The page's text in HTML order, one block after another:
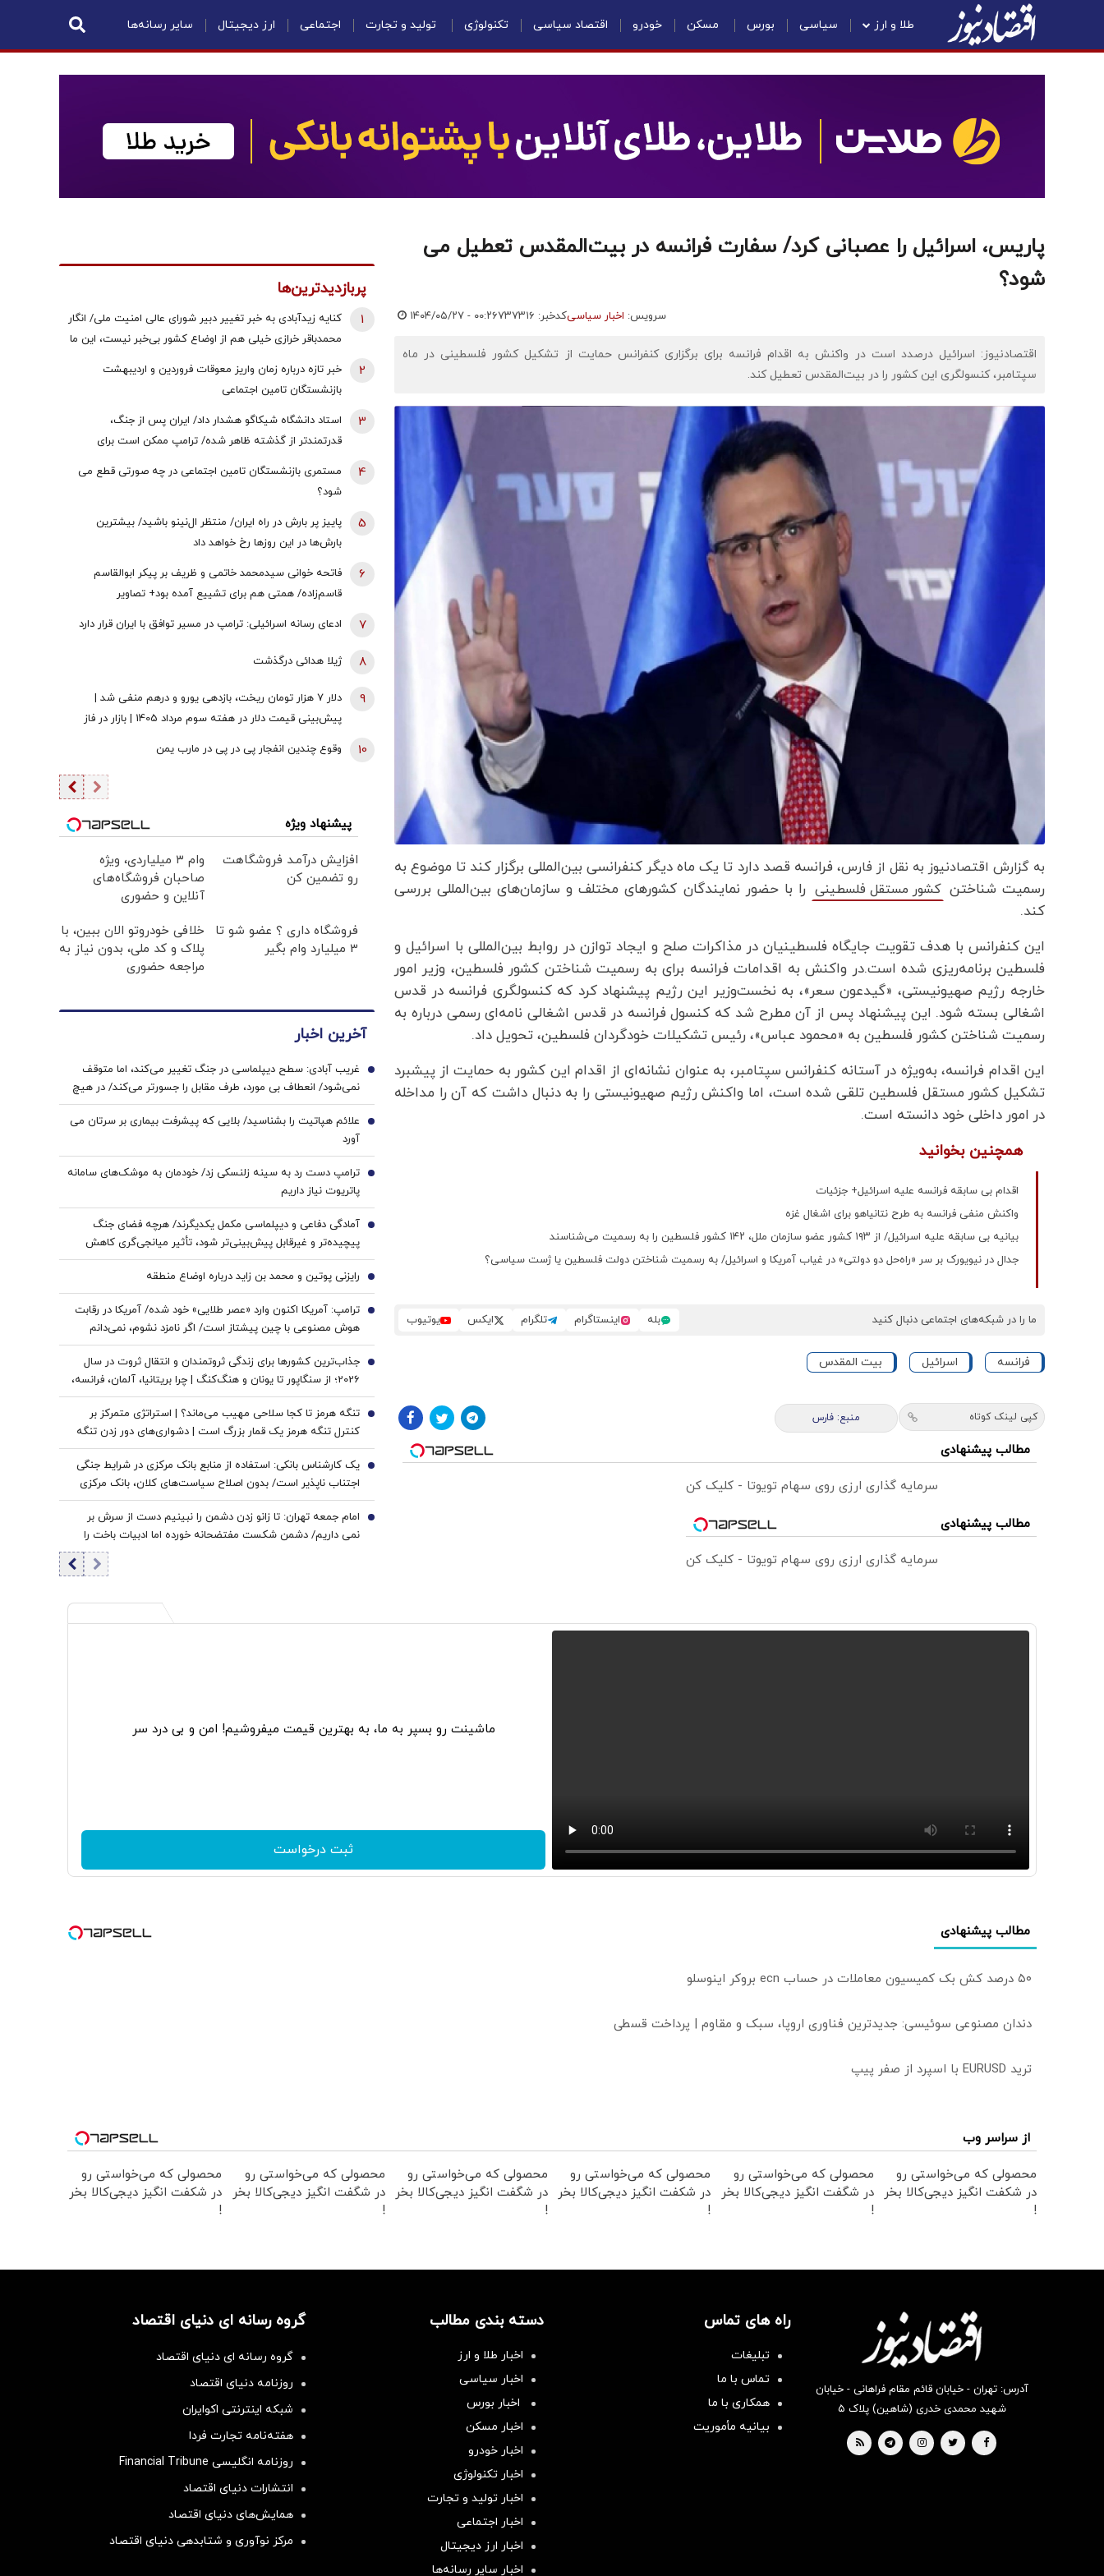
طلا و ارز سیاسی بورس مسکن خودرو اقتصاد سیاسی تکنولوژی تولید و تجارت اجتماعی ارز دیجیتال سایر رسانه‌ها
پاریس، اسرائیل را عصبانی کرد/ سفارت فرانسه در بیت‌المقدس تعطیل می
شود؟
سرویس: اخبار سیاسیکدخبر: ۷۳۷۳۱۶ ۱۴۰۴/۰۵/۲۷ - ۰۰:۲۶
اقتصادنیوز: اسرائیل درصدد است در واکنش به اقدام فرانسه برای برگزاری کنفرانس حمایت از تشکیل کشور فلسطینی در ماه
سپتامبر، کنسولگری این کشور را در بیت‌المقدس تعطیل کند.
به گزارش اقتصادنیوز به نقل از فارس، فرانسه قصد دارد تا یک ماه دیگر کنفرانسی بین‌المللی برگزار کند تا موضوع به
رسمیت شناختن کشور مستقل فلسطینی را با حضور نمایندگان کشورهای مختلف و سازمان‌های بین‌المللی بررسی
کند.
این کنفرانس با هدف تقویت جایگاه فلسطینیان در مذاکرات صلح و ایجاد توازن در روابط بین‌المللی با اسرائیل و
فلسطین برنامه‌ریزی شده است.در واکنش به اقدامات فرانسه برای به رسمیت شناختن کشور فلسطین، وزیر امور
خارجه رژیم صهیونیستی، «گیدعون سعر»، به نخست‌وزیر این رژیم پیشنهاد کرد که کنسولگری فرانسه در قدس
اشغالی بسته شود. این پیشنهاد پس از آن مطرح شد که کنسول فرانسه در قدس اشغالی نامه‌ای رسمی درباره به
رسمیت شناختن کشور فلسطین به «محمود عباس»، رئیس تشکیلات خودگردان فلسطین، تحویل داد.
این اقدام فرانسه، به‌ویژه در آستانه کنفرانس سپتامبر، به عنوان نشانه‌ای از اقدام این کشور به حمایت از پیشبرد
تشکیل کشور مستقل فلسطین تلقی شده است، اما واکنش رژیم صهیونیستی را به دنبال داشت که آن را مداخله
در امور داخلی خود دانسته است.
همچنین بخوانید
اقدام بی سابقه فرانسه علیه اسرائیل+ جزئیات
واکنش منفی فرانسه به طرح نتانیاهو برای اشغال غزه
بیانیه بی سابقه علیه اسرائیل/ از ۱۹۳ کشور عضو سازمان ملل، ۱۴۲ کشور فلسطین را به رسمیت می‌شناسند
جدال در نیویورک بر سر «راه‌حل دو دولتی» در غیاب آمریکا و اسرائیل/ به رسمیت شناختن دولت فلسطین یا ژست سیاسی؟
ما را در شبکه‌های اجتماعی دنبال کنید بله اینستاگرام تلگرام ایکس یوتیوب
فرانسه اسرائیل بیت المقدس
کپی لینک کوتاه منبع: فارس
مطالب پیشنهادی
سرمایه گذاری ارزی روی سهام تویوتا - کلیک کن
مطالب پیشنهادی
سرمایه گذاری ارزی روی سهام تویوتا - کلیک کن
پربازدیدترین‌ها
کنایه زیدآبادی به خبر تغییر دبیر شورای عالی امنیت ملی/ انگار
محمدباقر خرازی خیلی هم از اوضاع کشور بی‌خبر نیست، این ما
1
خبر تازه درباره زمان واریز معوقات فروردین و اردیبهشت
بازنشستگان تامین اجتماعی
2
استاد دانشگاه شیکاگو هشدار داد/ ایران پس از جنگ،
قدرتمندتر از گذشته ظاهر شده/ ترامپ ممکن است برای
دستیابی به یک پیروزی نمادین پیش از انتخابات میان‌دوره‌ای
کنگره، به عملیات زمینی روی بیاورد
3
مستمری بازنشستگان تامین اجتماعی در چه صورتی قطع می
شود؟
4
پاییز پر بارش در راه ایران/ منتظر ال‌نینو باشید/ بیشترین
بارش‌ها در این روزها رخ خواهد داد
5
فاتحه خوانی سیدمحمد خاتمی و ظریف بر پیکر ابوالقاسم
قاسم‌زاده/ همتی هم برای تشییع آمده بود+ تصاویر
6
ادعای رسانه اسرائیلی: ترامپ در مسیر توافق با ایران قرار دارد 7
ژیلا هدائی درگذشت 8
دلار ۷ هزار تومان ریخت، بازدهی یورو و درهم منفی شد |
پیش‌بینی قیمت دلار در هفته سوم مرداد 1405 | بازار در فاز
9
وقوع چندین انفجار پی در پی در مارب یمن 10
پیشنهاد ویژه
افزایش درآمـد فروشگاهت
رو تضمین کن
وام ۳ میلیاردی، ویژه
صاحبان فروشگاه‌های
آنلاین و حضوری
فروشگاه داری ؟ عضو شو تا
3 میلیارد وام بگیر
خلافی خودروتو الان ببین، با
پلاک و کد ملی، بدون نیاز به
مراجعه حضوری
آخرین اخبار
غریب آبادی: سطح دیپلماسی در جنگ تغییر می‌کند، اما متوقف
نمی‌شود/ انعطاف بی مورد، طرف مقابل را جسورتر می‌کند/ در هیچ
دوره‌ای هماهنگی میدان و دیپلماسی به اندازه امروز نبود/ چطور
برخی از ما انتظار دارند ادبیاتمان در زمان جنگ، مانند ادبیاتمان در
زمان صلح باشد
1
علائم هپاتیت را بشناسید/ بلایی که پیشرفت بیماری بر سرتان می
آورد
2
ترامپ دست رد به سینه زلنسکی زد/ خودمان به موشک‌های سامانه
پاتریوت نیاز داریم
3
آمادگی دفاعی و دیپلماسی مکمل یکدیگرند/ هرچه فضای جنگ
پیچیده‌تر و غیرقابل پیش‌بینی‌تر شود، تأثیر میانجی‌گری کاهش
پیدا می‌کند/ نتانیاهو دنبال حفظ وضعیت «نه جنگ، نه صلح» در
منطقه است
4
رایزنی پوتین و محمد بن زاید درباره اوضاع منطقه 5
ترامپ: آمریکا اکنون وارد «عصر طلایی» خود شده/ آمریکا در رقابت
هوش مصنوعی با چین پیشتاز است/ اگر نامزد نشوم، نمی‌دانم
طرفدارانم باز هم رأی می‌دهند یا نه
6
جذاب‌ترین کشورها برای زندگی ثروتمندان و انتقال ثروت در سال
2026؛ از سنگاپور تا یونان و هنگ‌کنگ | چرا بریتانیا، آلمان، فرانسه،
نروژ و کره جنوبی درحال از دست دادن جذابیت هستند؟
7
تنگه هرمز تا کجا سلاحی مهیب می‌ماند؟ | استراتژی متمرکز بر
کنترل تنگه هرمز یک قمار بزرگ است | دشواری‌های دور زدن تنگه
برای نفت خام
8
یک کارشناس بانکی: استفاده از منابع بانک مرکزی در شرایط جنگی
اجتناب ناپذیر است/ بدون اصلاح سیاست‌های کلان، بانک مرکزی
به تنهایی قادر به مهار تورم نیست
9
امام جمعه تهران: تا زانو زدن دشمن را نبینیم دست از سرش بر
نمی داریم/ دشمن شکست مفتضحانه خورده اما ادبیات باخت را
10
ماشینت رو بسپر به ما، به بهترین قیمت میفروشیم! امن و بی درد سر
ثبت درخواست
مطالب پیشنهادی
۵۰ درصد کش بک کمیسیون معاملات در حساب ecn بروکر اینوسلو
دندان مصنوعی سوئیسی: جدیدترین فناوری اروپا، سبک و مقاوم | پرداخت قسطی
ترید EURUSD با اسپرد از صفر پیپ
از سراسر وب
محصولی که می‌خواستی رو
در شکفت انگیز دیجی‌کالا بخر
!
محصولی که می‌خواستی رو
در شگفت انگیز دیجی‌کالا بخر
!
محصولی که می‌خواستی رو
در شکفت انگیز دیجی‌کالا بخر
!
محصولی که می‌خواستی رو
در شگفت انگیز دیجی‌کالا بخر
!
محصولی که می‌خواستی رو
در شگفت انگیز دیجی‌کالا بخر
!
محصولی که می‌خواستی رو
در شکفت انگیز دیجی‌کالا بخر
!
آدرس: تهران - خیابان قائم مقام فراهانی - خیابان
شهید محمدی خدری (شاهین) پلاک ۵
راه های تماس
تبلیغات
تماس با ما
همکاری با ما
بیانیه مأموریت
دسته بندی مطالب
اخبار طلا و ارز
اخبار سیاسی
اخبار بورس
اخبار مسکن
اخبار خودرو
اخبار تکنولوژی
اخبار تولید و تجارت
اخبار اجتماعی
اخبار ارز دیجیتال
اخبار سایر رسانه‌‌ها
گروه رسانه ای دنیای اقتصاد
گروه رسانه ای دنیای اقتصاد
روزنامه دنیای اقتصاد
شبکه اینترنتی اکوایران
هفته‌نامه تجارت فردا
روزنامه انگلیسی Financial Tribune
انتشارات دنیای اقتصاد
همایش‌های دنیای اقتصاد
مرکز نوآوری و شتابدهی دنیای اقتصاد